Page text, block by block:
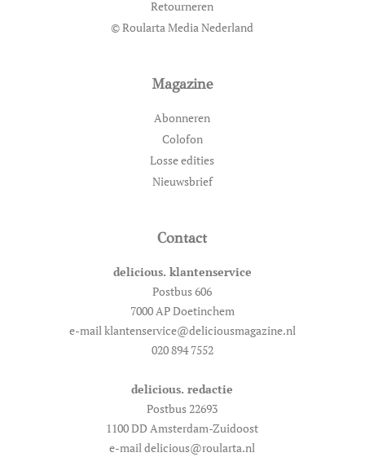
Retourneren
© Roularta Media Nederland
Magazine
Abonneren
Colofon
Losse edities
Nieuwsbrief
Contact
delicious. klantenservice
Postbus 606
7000 AP Doetinchem
e-mail klantenservice@deliciousmagazine.nl
020 894 7552
delicious. redactie
Postbus 22693
1100 DD Amsterdam-Zuidoost
e-mail delicious@roularta.nl